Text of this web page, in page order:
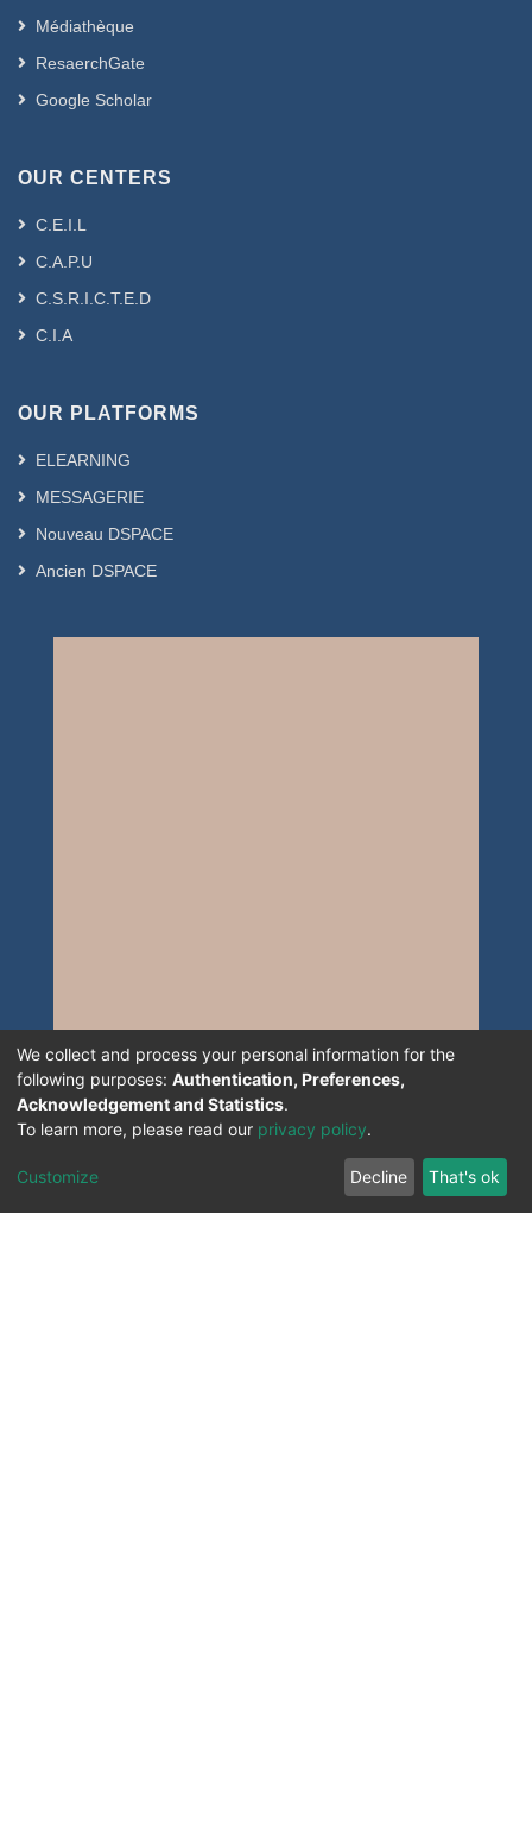
Médiathèque
ResaerchGate
Google Scholar
OUR CENTERS
C.E.I.L
C.A.P.U
C.S.R.I.C.T.E.D
C.I.A
OUR PLATFORMS
ELEARNING
MESSAGERIE
Nouveau DSPACE
Ancien DSPACE
We collect and process your personal information for the
following purposes: Authentication, Preferences,
Acknowledgement and Statistics.
To learn more, please read our privacy policy.
Customize Decline That's ok